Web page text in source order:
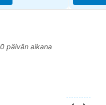
päivän aikana